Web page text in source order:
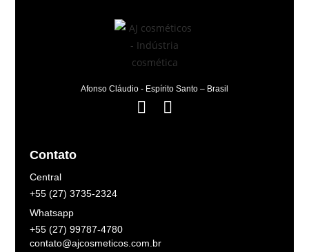
Afonso Cláudio - Espírito Santo – Brasil
Contato
Central
+55 (27) 3735-2324
Whatsapp
+55 (27) 99787-4780
contato@ajcosmeticos.com.br